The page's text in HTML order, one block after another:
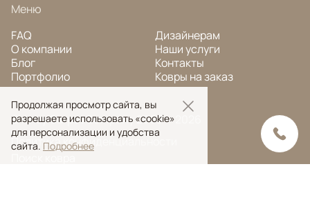
Меню
FAQ
О компании
Блог
Портфолио
Дизайнерам
Наши услуги
Контакты
Ковры на заказ
© Ansy Carpet Company 2005 — 2026
Политика конфиденциальности
Продолжая просмотр сайта, вы
разрешаете использовать «cookie»
для персонализации и удобства
сайта. Подробнее